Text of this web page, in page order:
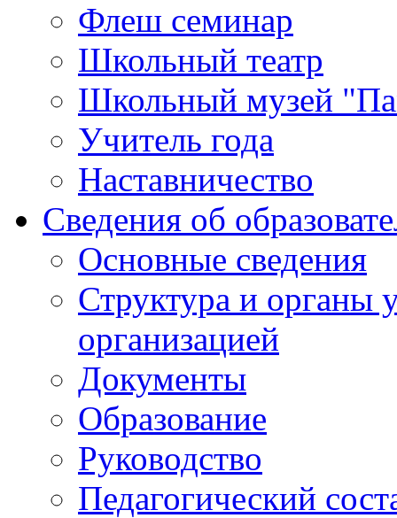
Флеш семинар
Школьный театр
Школьный музей
Учитель года
Наставничество
Сведения об
Основные сведения
Структура и органы
организацией
Документы
Образование
Руководство
Педагогический